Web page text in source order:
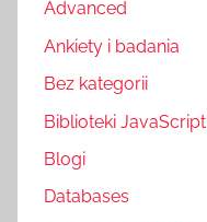
Advanced
Ankiety i badania
Bez kategorii
Biblioteki JavaScript
Blogi
Databases